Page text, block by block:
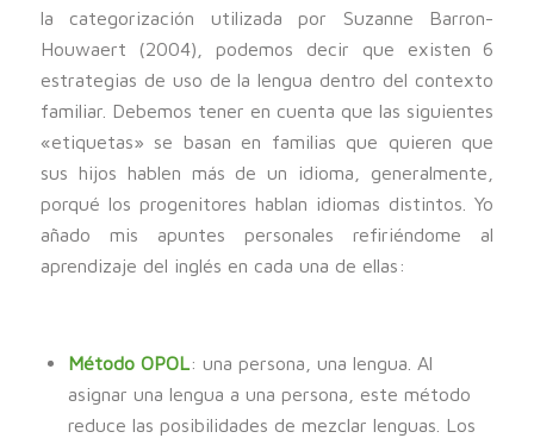
la categorización utilizada por Suzanne Barron-
Houwaert (2004), podemos decir que existen 6
estrategias de uso de la lengua dentro del contexto
familiar. Debemos tener en cuenta que las siguientes
«etiquetas» se basan en familias que quieren que
sus hijos hablen más de un idioma, generalmente,
porqué los progenitores hablan idiomas distintos. Yo
añado mis apuntes personales refiriéndome al
aprendizaje del inglés en cada una de ellas:
Método OPOL: una persona, una lengua. Al
asignar una lengua a una persona, este método
reduce las posibilidades de mezclar lenguas. Los